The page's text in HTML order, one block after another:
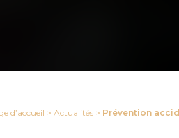
d’accueil > Actualités > Prévention